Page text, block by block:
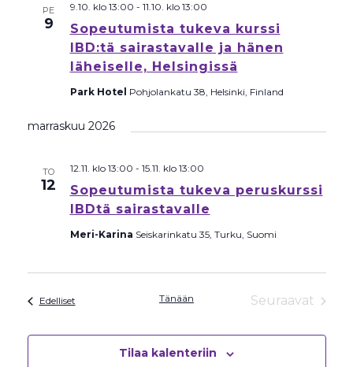
PE
9
Sopeutumista tukeva kurssi
IBD:tä sairastavalle ja hänen
läheiselle, Helsingissä
9.10. klo 13:00 - 11.10. klo 13:00
Park Hotel Pohjolankatu 38, Helsinki, Finland
marraskuu 2026
TO
12
Sopeutumista tukeva peruskurssi
IBDtä sairastavalle
12.11. klo 13:00 - 15.11. klo 13:00
Meri-Karina Seiskarinkatu 35, Turku, Suomi
EdellisetTapahtumat Tänään
Seuraavat
Tilaa kalenteriin